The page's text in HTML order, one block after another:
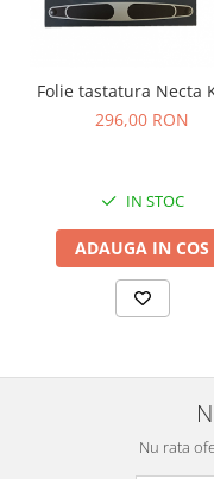
Folie tastatura Necta
296,00 RON
IN STOC
ADAUGA IN COS
Nu rata